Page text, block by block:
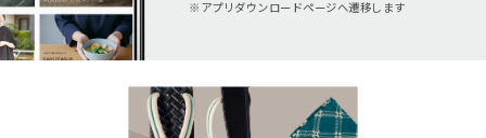
アプリダウンロードページへ遷移します